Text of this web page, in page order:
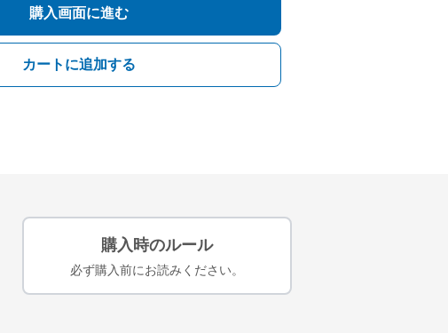
購入画面に進む
カートに追加する
購入時のルール
必ず購入前にお読みください。